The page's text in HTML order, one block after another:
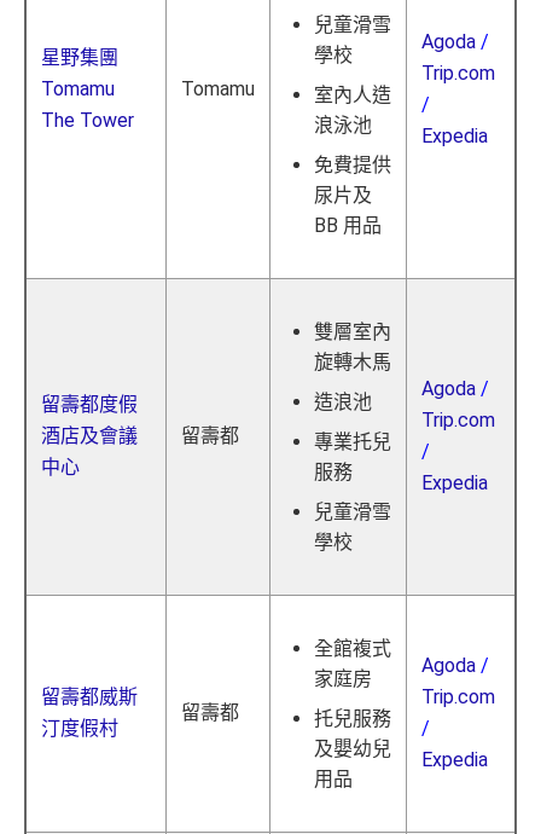
星野集團
Tomamu
The Tower
Tomamu
兒童滑雪
學校
室內人造
浪泳池
免費提供
尿片及
BB 用品
Agoda /
Trip.com
/
Expedia
留壽都度假
酒店及會議
中心
留壽都
雙層室內
旋轉木馬
造浪池
專業托兒
服務
兒童滑雪
學校
Agoda /
Trip.com
/
Expedia
留壽都威斯
汀度假村
留壽都
全館複式
家庭房
托兒服務
及嬰幼兒
用品
Agoda /
Trip.com
/
Expedia